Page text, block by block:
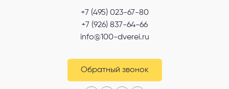
+7 (495) 023-67-80
+7 (926) 837-64-66
info@100-dverei.ru
Обратный звонок